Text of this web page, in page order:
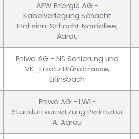
AEW Energie AG -
Kabelverlegung Schacht
Frohsinn-Schacht Nordallee,
Aarau
Eniwa AG - NS Sanierung und
VK_Ersatz Brühldtrasse,
Erlinsbach
Eniwa AG - LWL-
Standortvernetzung Perimeter
A, Aarau